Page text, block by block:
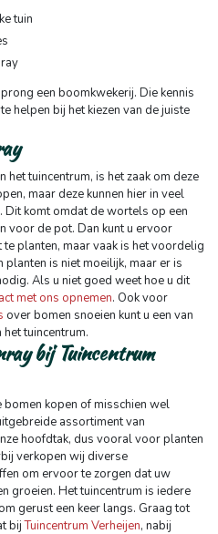
tuin
een boomkwekerij. Die kennis
helpen bij het kiezen van de juiste
het tuincentrum, is het zaak om deze
maar deze kunnen hier in veel
Dit komt omdat de wortels op een
voor de pot. Dan kunt u ervoor
planten, maar vaak is het voordelig
planten is niet moeilijk, maar er is
Als u niet goed weet hoe u dit
met ons opnemen. Ook voor
over bomen snoeien kunt u een van
tuincentrum.
bij Tuincentrum
bomen kopen of misschien wel
assortiment van
hoofdtak, dus vooral voor planten
verkopen wij diverse
om ervoor te zorgen dat uw
groeien. Het tuincentrum is iedere
gerust een keer langs. Graag tot
bijTuincentrum Verheijen, nabij